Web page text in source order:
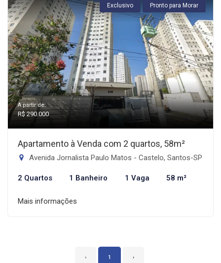
Exclusivo Pronto para Morar
A partir de:
R$ 290.000
Apartamento à Venda com 2 quartos, 58m²
Avenida Jornalista Paulo Matos - Castelo, Santos-SP
2 Quartos 1 Banheiro 1 Vaga 58 m²
Mais informações
‹ 1 ›